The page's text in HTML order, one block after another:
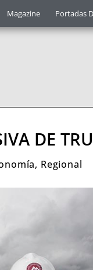
Magazine Portadas
DE
, Regional